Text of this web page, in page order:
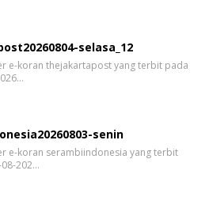
selasa_12
e-koran thejakartapost yang terbit pada
senin
e-koran serambiindonesia yang terbit
202…